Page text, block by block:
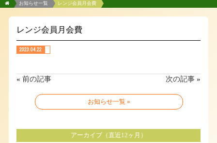
お知らせ一覧 レンジ会員月会費
アーカイブ（直近12ヶ月）
レンジ会員月会費
2023.04.22
«前の記事 次の記事»
お知らせ一覧 »